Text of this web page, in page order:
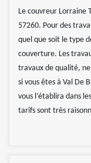
Le couvreur Lorraine
57260. Pour des
quel que soit le type
couverture. Les
travaux de qualité,
si vous êtes à Val De
vous l’établira dans
tarifs sont très